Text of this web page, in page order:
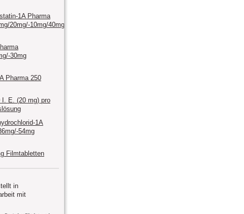
1A Pharma
20mg/-10mg/40mg/-10mg/80mg
30mg
Pharma 250
E. (20 mg) pro
1A
54mg
Filmtabletten
in
mit